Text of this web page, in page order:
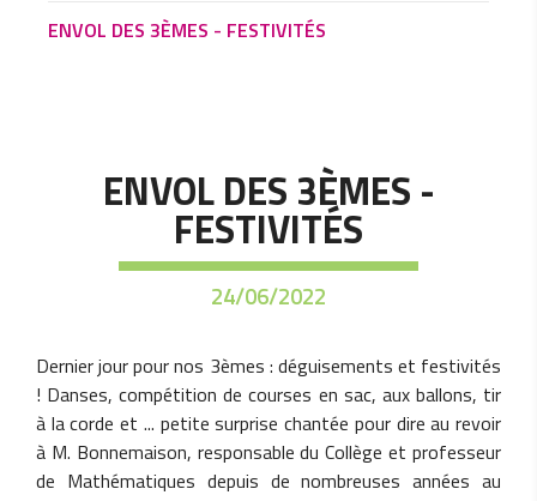
ENVOL DES 3ÈMES - FESTIVITÉS
ENVOL DES 3ÈMES -
FESTIVITÉS
24/06/2022
Dernier jour pour nos 3èmes : déguisements et festivités
! Danses, compétition de courses en sac, aux ballons, tir
à la corde et ... petite surprise chantée pour dire au revoir
à M. Bonnemaison, responsable du Collège et professeur
de Mathématiques depuis de nombreuses années au